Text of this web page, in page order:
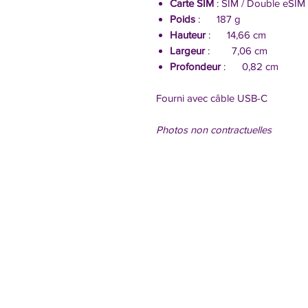
Carte SIM : SIM / Double eSIM
Poids : 187 g
Hauteur: 14,66 cm
Largeur: 7,06 cm
Profondeur: 0,82 cm
Fourni avec câble USB-C
Photos non contractuelles